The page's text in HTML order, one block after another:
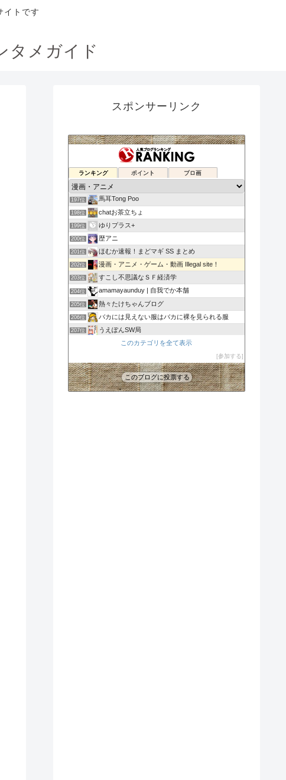
イトです
タメガイド
スポンサーリンク
ランキング ポイント ブロ画
195位 夢の碑
196位 たつみんの気ままな喫茶店
197位 馬耳Tong Poo
198位 chatお茶立ちょ
199位 ゆりプラス+
200位 歴アニ
201位 ほむか速報！まどマギ SS まとめ
202位 漫画・アニメ・ゲーム・動画 Illegal site！
203位 すこし不思議なＳＦ経済学
204位 amamayaunduy | 自我でか本舗
205位 熱々たけちゃんブログ
206位 バカには見えない服はバカに裸を見られる服
207位 うえぽんSW局
李信捫虱
【ゲーム】モチベーション維持日記【アニメ】
このカテゴリを全て表示
参加する
このブログに投票する